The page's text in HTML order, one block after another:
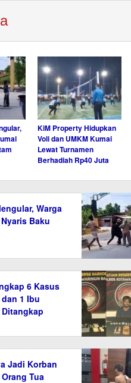
KiM Property Hidupkan
Voli dan UMKM Kumai
Lewat Turnamen
Berhadiah Rp40 Juta
Warga
Baku
6 Kasus
1 Ibu
Jadi Korban
Tua